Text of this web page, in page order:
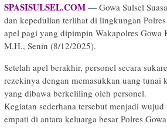
SPASISULSEL.COM — Gowa Sulsel
dan kepedulian terlihat di lingkungan
apel pagi yang dipimpin Wakapolres Gowa
M.H., Senin (8/12/2025).
Setelah apel berakhir, personel secara
rezekinya dengan memasukkan uang tunai
yang dibawa berkeliling oleh personel.
Kegiatan sederhana tersebut menjadi
empati di antara keluarga besar Polres